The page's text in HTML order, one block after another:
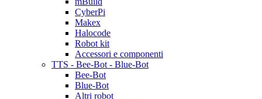
CyberPi
Makex
Halocode
Robot kit
Accessori e componenti
TTS - Bee-Bot - Blue-Bot
Bee-Bot
Blue-Bot
Altri robot